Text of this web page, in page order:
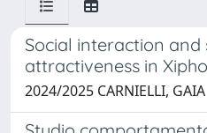
Social interaction and
attractiveness in
2024/2025 CARNIELLI, GAIA